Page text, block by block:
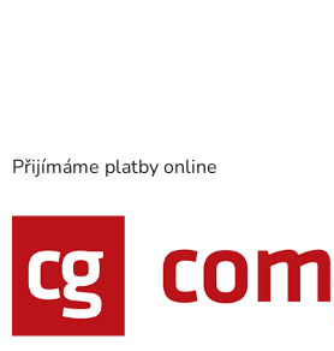
Přijímáme platby online